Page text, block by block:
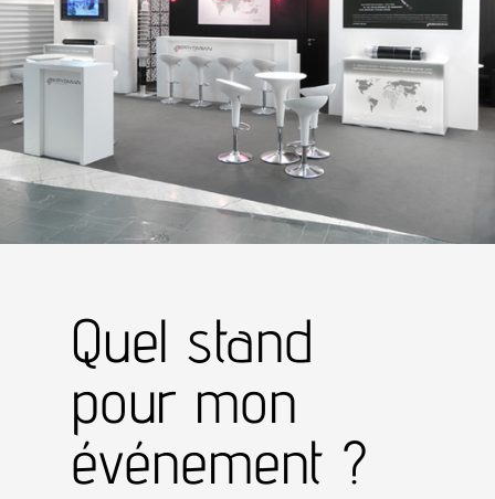
Quel stand
pour mon
événement ?